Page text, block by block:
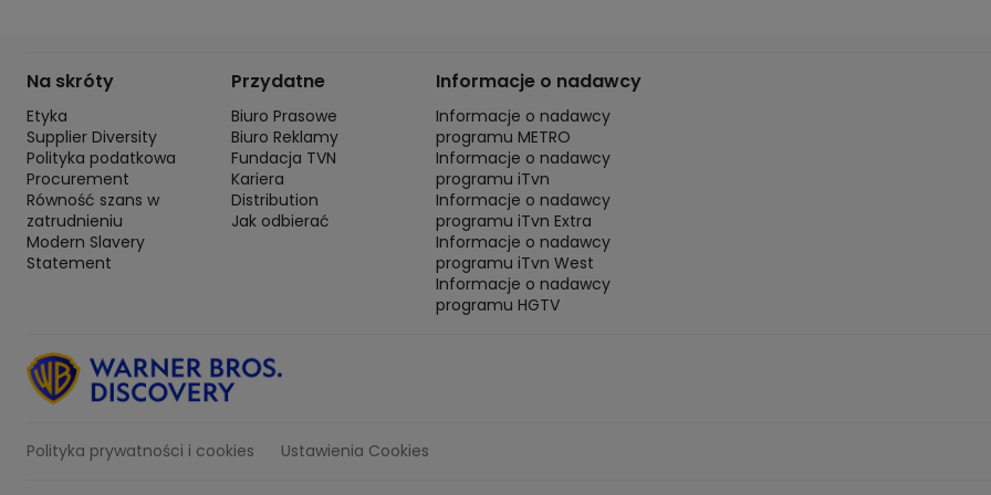
Na skróty
Etyka
Supplier Diversity
Polityka podatkowa
Procurement
Równość szans w
zatrudnieniu
Modern Slavery
Statement
Przydatne
Biuro Prasowe
Biuro Reklamy
Fundacja TVN
Kariera
Distribution
Jak odbierać
Informacje o nadawcy
Informacje o nadawcy
programu METRO
Informacje o nadawcy
programu iTvn
Informacje o nadawcy
programu iTvn Extra
Informacje o nadawcy
programu iTvn West
Informacje o nadawcy
programu HGTV
Polityka prywatności i cookies Ustawienia Cookies